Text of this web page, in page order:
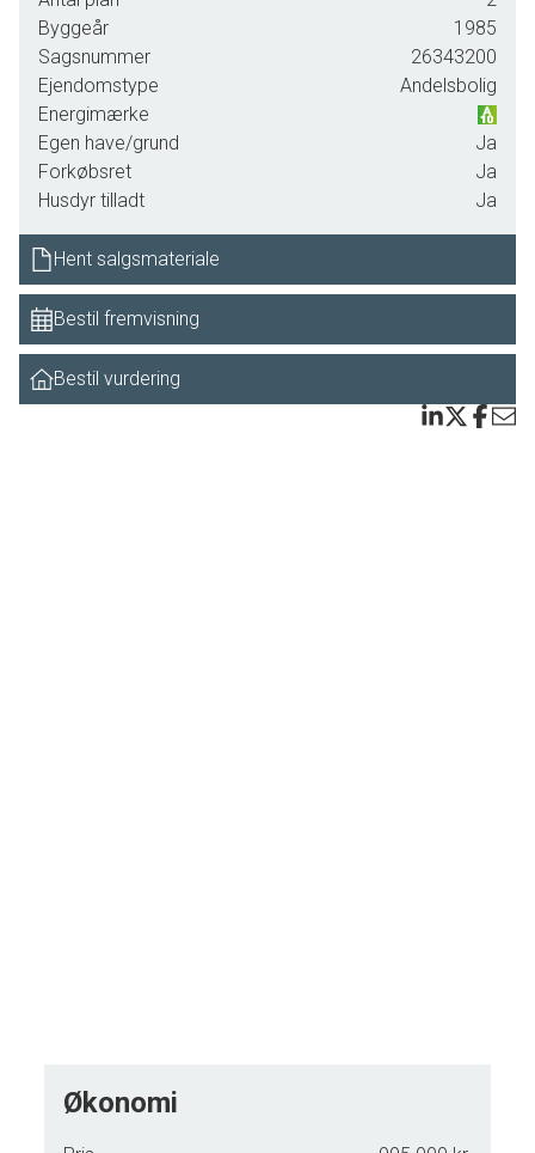
ydermere over en god legeplads samt gode
parkeringsmuligheder for gæster.
Boligen er indrettet med entre og god trappe til 1. sal, lys
stue med plads til både sofagruppen og spisebordet.
Desuden udgang til nem lille gårdhave overvejende i
fliser og med varieret beplantning. Funktionelt køkken
åbent mod spisepladsen i stuen og fint udsyn til den
østvendte terrasse. Fra stuen er der udgang til haven med
terrasse og en hyggelig pavillon
1.salen indeholder badværelse med bruseniche og
vaskemaskine, et ekstra værelse samt soveværelse -
Byggeår
1985
Sagsnummer
26343200
Ejendomstype
Andelsbolig
Energimærke
Egen have/grund
Ja
Forkøbsret
Ja
Husdyr tilladt
Ja
Hent salgsmateriale
Bestil fremvisning
Bestil vurdering
Økonomi